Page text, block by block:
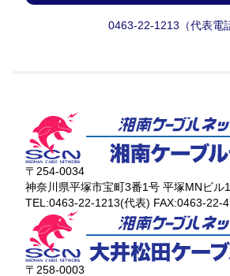
0463-22-1213（代表電
〒254-0034
神奈川県平塚市宝町3番1号 平塚MNビル
TEL:0463-22-1213(代表) FAX:0463-22-
〒258-0003